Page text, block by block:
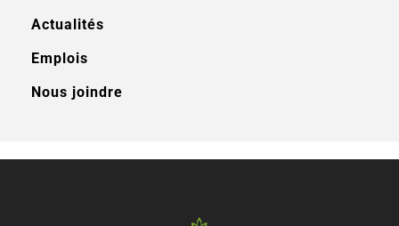
Actualités
Emplois
Nous joindre